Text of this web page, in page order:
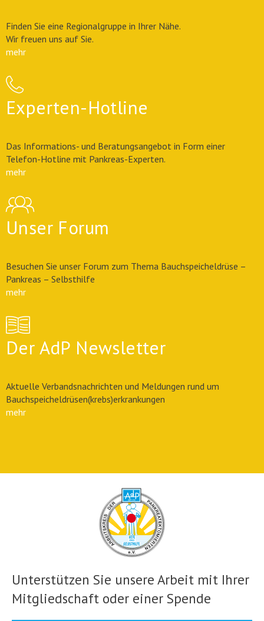
Finden Sie eine Regionalgruppe in Ihrer Nähe.
Wir freuen uns auf Sie.
mehr
Experten-Hotline
Das Informations- und Beratungsangebot in Form einer
Telefon-Hotline mit Pankreas-Experten.
mehr
Unser Forum
Besuchen Sie unser Forum zum Thema Bauchspeicheldrüse –
Pankreas – Selbsthilfe
mehr
Der AdP Newsletter
Aktuelle Verbandsnachrichten und Meldungen rund um
Bauchspeicheldrüsen(krebs)erkrankungen
mehr
Unterstützen Sie unsere Arbeit mit Ihrer
Mitgliedschaft oder einer Spende